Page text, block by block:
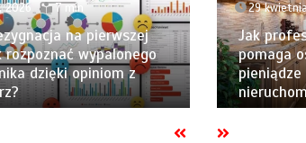
2026 7 min
na pierwszej
rozpoznać wypalonego
dzięki opiniom z
29
Jak
pomaga
pieniądze